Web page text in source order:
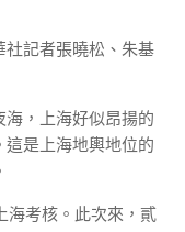
記者張曉松、朱基
，上海好似昂揚的
是上海地輿地位的
考核。此次來，貳